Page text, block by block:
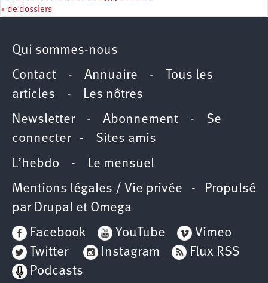
+ de dossiers
Qui sommes-nous
Contact - Annuaire -
Tous les
articles - Les nôtres
Newsletter- Abonnement - Se
connecter- Sites amis
L’hebdo - Le mensuel
Mentions légales / Vie privée - Propulsé
par Drupal et Omega
Facebook
YouTube
Vimeo
Twitter
Instagram
Flux RSS
Podcasts